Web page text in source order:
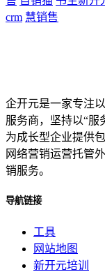
crm 慧销售
企开元是一家专注
服务商，坚持以“服
为成长型企业提供
网络营销运营托管
销服务。
导航链接
工具
网站地图
新开元培训